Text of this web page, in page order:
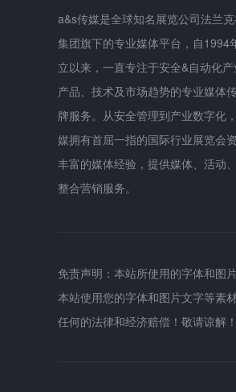
a&s传媒是全球知名展览公司法兰
集团旗下的专业媒体平台，自1994
立以来，一直专注于安全&自动化
产品、技术及市场趋势的专业媒体
牌服务。从安全管理到产业数字化
媒拥有首屈一指的国际行业展览会
丰富的媒体经验，提供媒体、活动
整合营销服务。
免责声明：本站所使用的字体和图
本站使用您的字体和图片文字等素
任何的法律和经济赔偿！敬请谅解！